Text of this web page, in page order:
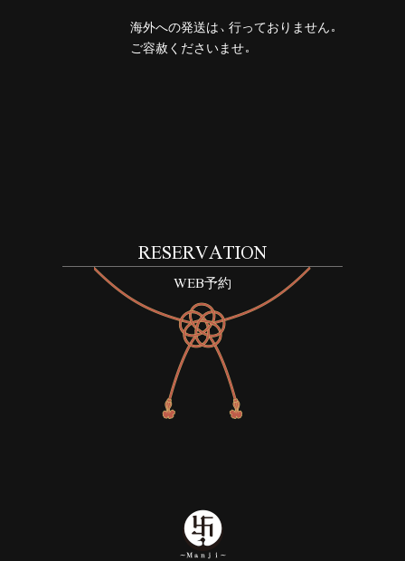
海外への発送は、行っておりません。
ご容赦くださいませ。
RESERVATION
WEB予約